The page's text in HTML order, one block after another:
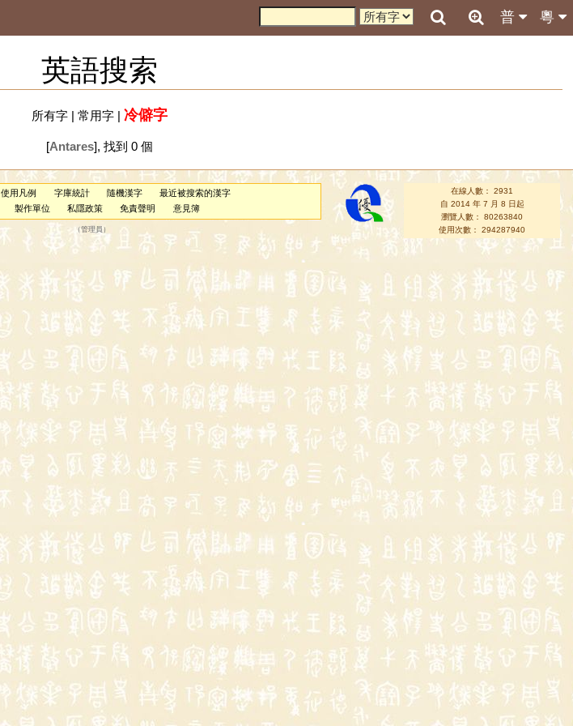
粵
普
英語搜索
所有字| 常用字| 冷僻字
[Antares], 找到 0 個
使用凡例 字庫統計 隨機漢字
最近被搜索的漢字
製作單位 私隱政策 免責聲明 意見簿
（管理員 ）
在線人數： 2931
自 2014 年 7 月 8 日起
瀏覽人數： 80263840
使用次數： 294287940